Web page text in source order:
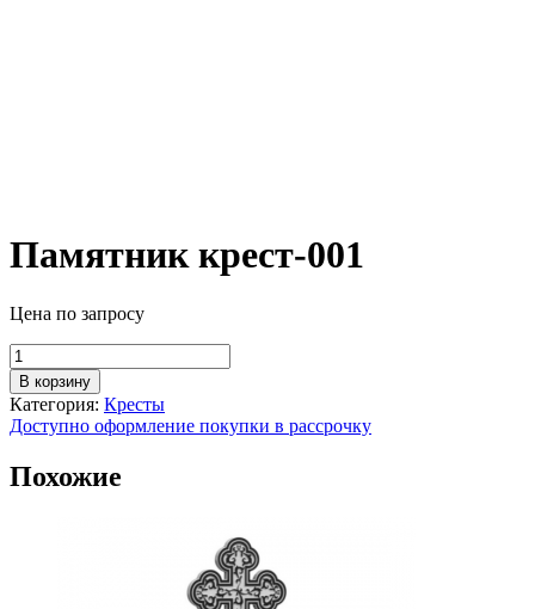
Памятник крест-001
Цена по запросу
Количество
товара
Памятник
крест-001
В корзину
Категория: Кресты
Доступно оформление покупки в рассрочку
Похожие